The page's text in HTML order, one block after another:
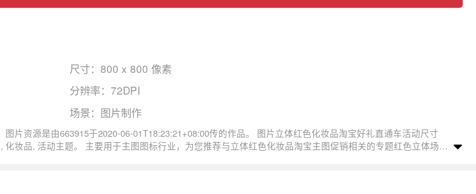
尺寸：800 x 800 像素
分辨率：72DPI
场景：图片制作